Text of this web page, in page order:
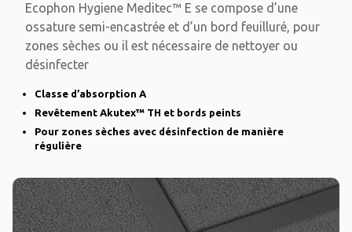
Ecophon Hygiene Meditec™ E se compose d’une
ossature semi-encastrée et d’un bord feuilluré, pour
zones sèches ou il est nécessaire de nettoyer ou
désinfecter
Classe d’absorption A
Revêtement Akutex™ TH et bords peints
Pour zones sèches avec désinfection de manière
régulière